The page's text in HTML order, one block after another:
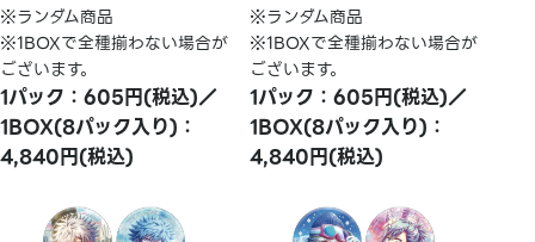
※ランダム商品
※1BOXで全種揃わない場合が
ございます。
1パック：605円(税込)／
1BOX(8パック入り)：
4,840円(税込)
※ランダム商品
※1BOXで全種揃わない場合が
ございます。
1パック：605円(税込)／
1BOX(8パック入り)：
4,840円(税込)